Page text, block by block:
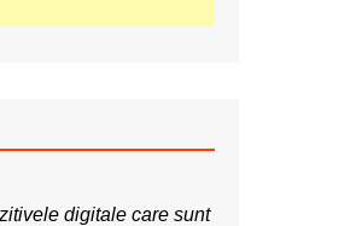
digitale care sunt